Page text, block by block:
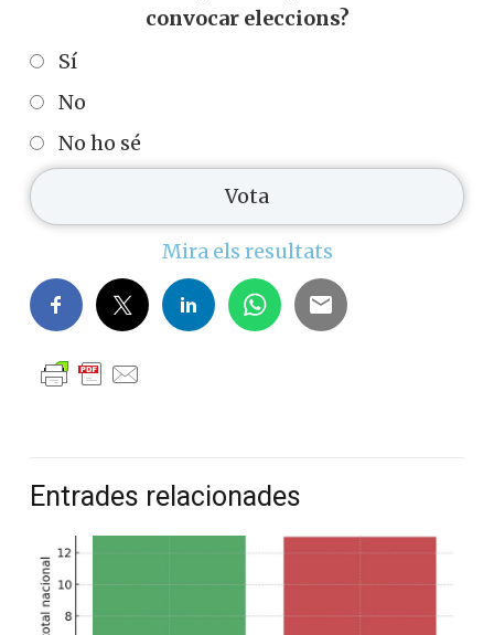
convocar eleccions?
Sí
No
No ho sé
Mira els resultats
Entrades relacionades